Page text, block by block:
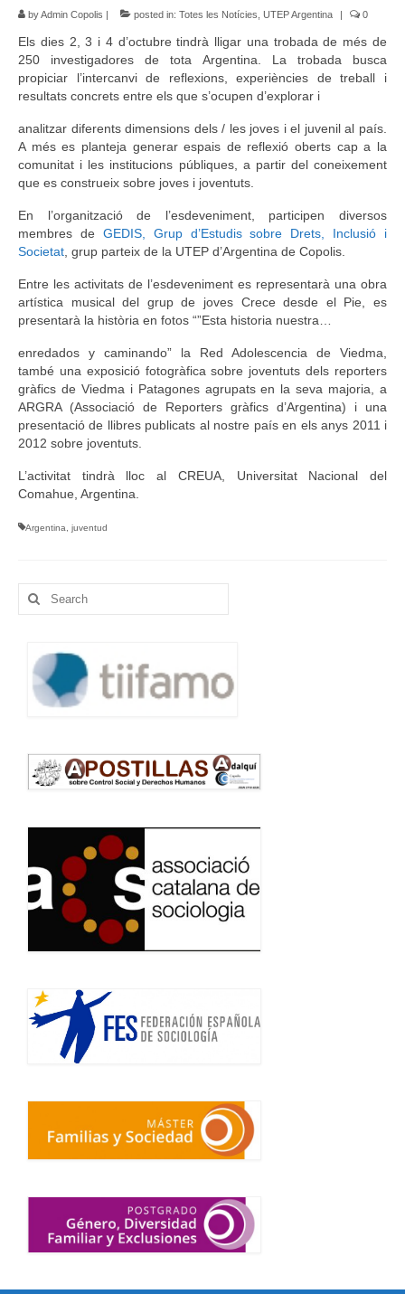
byAdmin Copolis | posted in: Totes les Notícies UTEP Argentina | 0
Els dies 2, 3 i 4 d’octubre tindrà lligar una trobada de més de
250 investigadores de tota Argentina. La trobada busca
propiciar l’intercanvi de reflexions, experiències de treball i
resultats concrets entre els que s’ocupen d’explorar i
analitzar diferents dimensions dels / les joves i el juvenil al país.
A més es planteja generar espais de reflexió oberts cap a la
comunitat i les institucions públiques, a partir del coneixement
que es construeix sobre joves i joventuts.
En l’organització de l’esdeveniment, participen diversos
membres de GEDIS, Grup d’Estudis sobre Drets, Inclusió i
Societat , grup parteix de la UTEP d’Argentina de Copolis.
Entre les activitats de l’esdeveniment es representarà una obra
artística musical del grup de joves Crece desde el Pie, es
presentarà la història en fotos “”Esta historia nuestra…
enredados y caminando” la Red Adolescencia de Viedma,
també una exposició fotogràfica sobre joventuts dels reporters
gràfics de Viedma i Patagones agrupats en la seva majoria, a
ARGRA (Associació de Reporters gràfics d’Argentina) i una
presentació de llibres publicats al nostre país en els anys 2011 i
2012 sobre joventuts.
L’activitat tindrà lloc al CREUA, Universitat Nacional del
Comahue, Argentina.
Argentina juventud
Search
for: